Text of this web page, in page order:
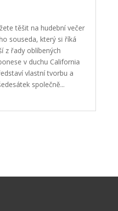
těšit na hudební večer
souseda, který si říká
z řady oblíbených
v duchu California
vlastní tvorbu a
společně...